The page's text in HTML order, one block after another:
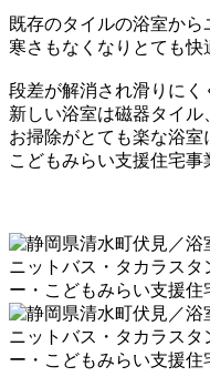
既存のタイルの浴室から
寒さもなくなりとても快
段差が解消され滑りにく
新しい浴室は磁器タイ
お掃除がとても楽な浴室
こどもみらい支援住宅事